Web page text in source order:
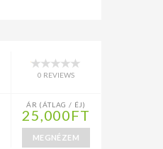
0 REVIEWS
ÁR (ÁTLAG / ÉJ)
25,000FT
MEGNÉZEM